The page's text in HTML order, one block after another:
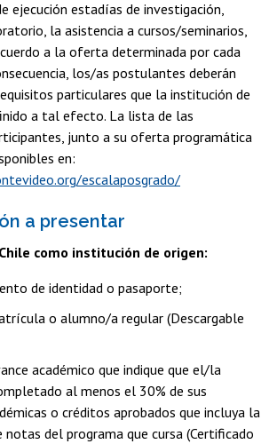
ejecución estadías de investigación,
la asistencia a cursos/seminarios,
a la oferta determinada por cada
los/as postulantes deberán
particulares que la institución de
a tal efecto. La lista de las
junto a su oferta programática
en:
escalaposgrado/
a presentar
como institución de origen:
de identidad o pasaporte;
o alumno/a regular (Descargable
académico que indique que el/la
al menos el 30% de sus
o créditos aprobados que incluya la
notas del programa que cursa (Certificado